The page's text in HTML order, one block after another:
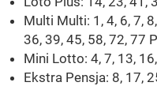
Multi Multi: 1, 4, 6, 7,
36, 39, 45, 58, 72, 77
Mini Lotto: 4, 7, 13,
Ekstra Pensja: 8, 17,